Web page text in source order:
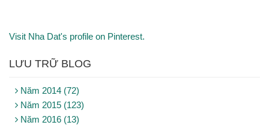
Visit Nha Dat's profile on Pinterest.
LƯU TRỮ BLOG
Năm 2014 (72)
Năm 2015 (123)
Năm 2016 (13)